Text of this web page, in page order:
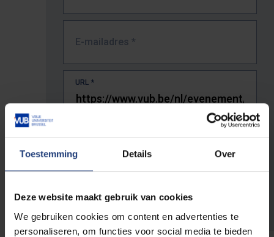
Toestemming Details Over
Deze website maakt gebruik van cookies
We gebruiken cookies om content en advertenties te
personaliseren, om functies voor social media te bieden
E-mailadres *
URL *
De volledige URL van de pagina waar je de fout zag.